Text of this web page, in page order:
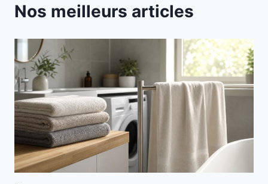
Nos meilleurs articles